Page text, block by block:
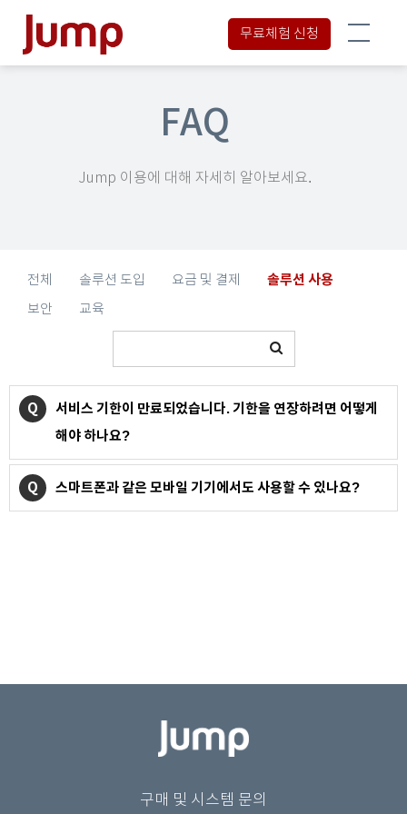
무료체험 신청
FAQ
Jump 이용에 대해 자세히 알아보세요.
전체 솔루션 도입 요금 및 결제 솔루션 사용
보안 교육
Q
서비스 기한이 만료되었습니다. 기한을 연장하려면 어떻게
해야 하나요?
Q 스마트폰과 같은 모바일 기기에서도 사용할 수 있나요?
구매 및 시스템 문의